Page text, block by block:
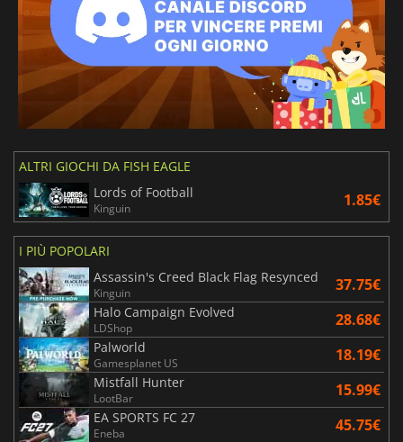
ALTRI GIOCHI DA FISH EAGLE
Lords of Football
Kinguin 1.85€
I PIÙ POPOLARI
Assassin's Creed Black Flag Resynced
Kinguin 37.75€
Halo Campaign Evolved
LDShop 28.68€
Palworld
Gamesplanet US 18.19€
Mistfall Hunter
LootBar 15.99€
EA SPORTS FC 27
Eneba 45.75€